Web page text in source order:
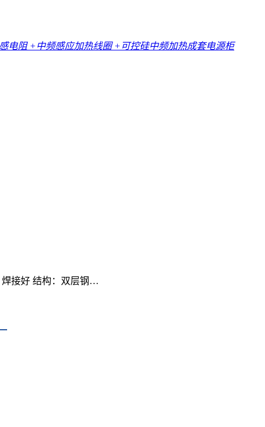
电阻 +中频感应加热线圈+可控硅中频加热成套电源柜
焊接好 结构：双层钢…